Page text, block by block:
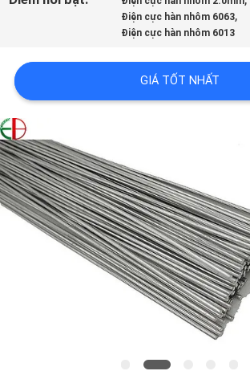
SOÁT
LƯỢNG
LIÊN
HỆ
CHÚNG
TÔI
Điện cực hàn nhôm 6063,
Điện cực hàn nhôm 6013
GIÁ TỐT NHẤT